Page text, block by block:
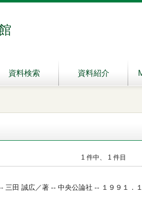
資料検索 資料紹介
1 件中、 1 件目
三田 誠広／著 -- 中央公論社 -- １９９１．